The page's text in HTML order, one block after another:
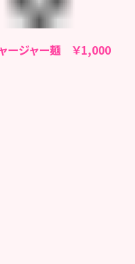
ージャー麺 ￥1,000